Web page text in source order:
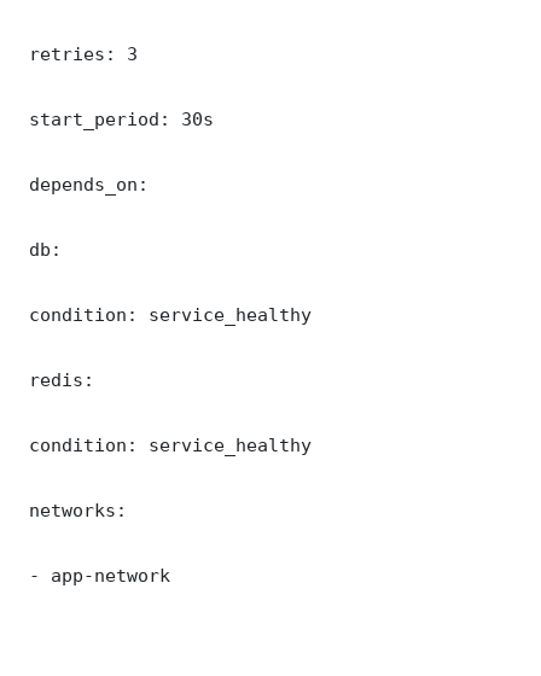
retries: 3
start_period: 30s
depends_on:
db:
condition: service_healthy
redis:
condition: service_healthy
networks:
- app-network